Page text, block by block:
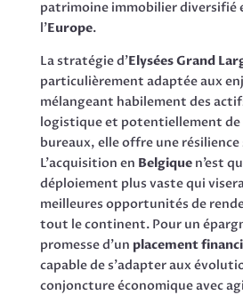
patrimoine immobilier diversifié
l’Europe.
La stratégie d’Elysées Grand
particulièrement adaptée aux
mélangeant habilement des
logistique et potentiellement de
bureaux, elle offre une
L’acquisition en Belgiquen’est
déploiement plus vaste qui
meilleures opportunités de
tout le continent. Pour un
promesse d’un placement
capable de s’adapter aux
conjoncture économique avec